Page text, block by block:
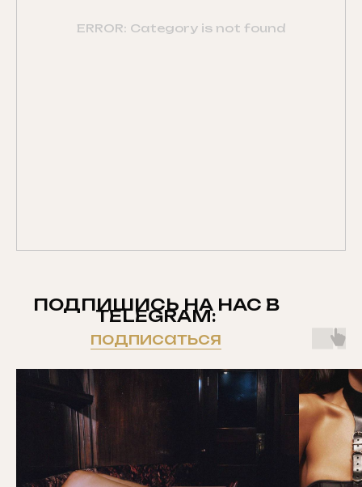
ERROR: Category is not found
ПОДПИШИСЬ НА НАС В
TELEGRAM:
подписаться